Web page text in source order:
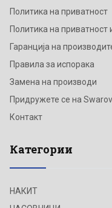
Политика на приватност
Политика на
Гаранција на
Правила за испорака
Замена на производи
Придружете се на
Контакт
Категории
НАКИТ